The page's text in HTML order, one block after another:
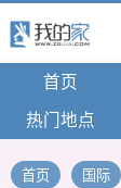
首页
热门地点
首页 国际